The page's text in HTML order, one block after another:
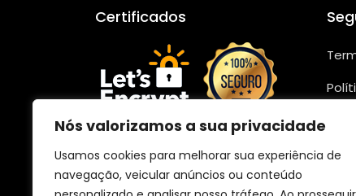
Nós valorizamos a sua privacidade
Usamos cookies para melhorar sua experiência de
navegação, veicular anúncios ou conteúdo
Certificados